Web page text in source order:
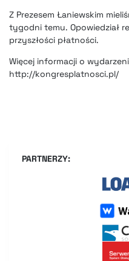
Z Prezesem Łaniewskim
tygodni temu. Opowiedział
przyszłości płatności.
Więcej informacji o
http://kongresplatnosci.pl/
PARTNERZY: